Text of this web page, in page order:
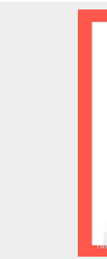
分享此貼文（
完成後出示畫
【貴賓券2張
限量600張，
每人限領一次
活動期間：即
一起動起來，
讓運動的能量